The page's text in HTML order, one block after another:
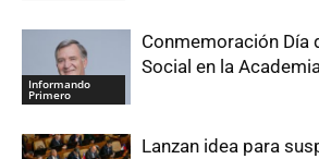
Informando
Primero
Conmemoración Día
Social en la
Lanzan idea para